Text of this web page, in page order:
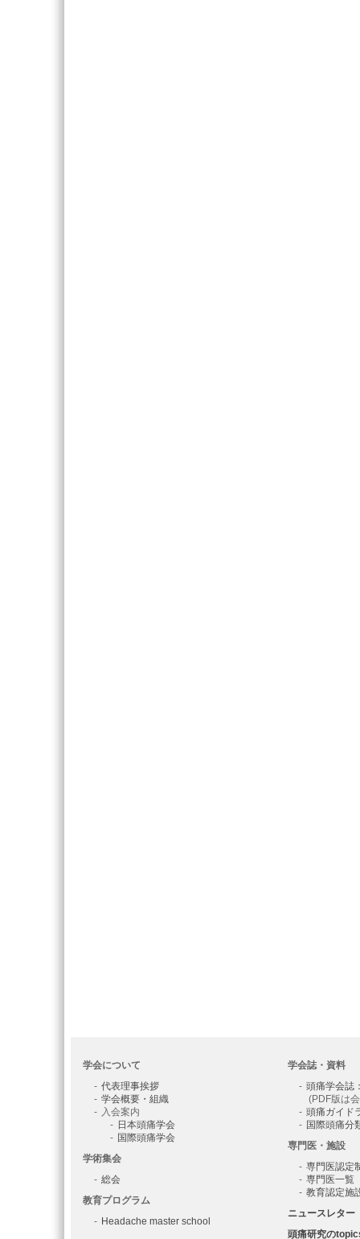
学会について
代表理事挨拶
学会概要・組織
入会案内
日本頭痛学会
国際頭痛学会
学術集会
総会
教育プログラム
Headache master school
学会誌・資料
頭痛学会誌
(PDF版は
頭痛ガイド
国際頭痛分
専門医・施設
専門医認定
専門医一覧
教育認定施
ニュースレター
頭痛研究の